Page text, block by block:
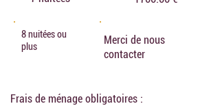
8 nuitées ou
plus
Merci de nous
contacter
Frais de ménage obligatoires :